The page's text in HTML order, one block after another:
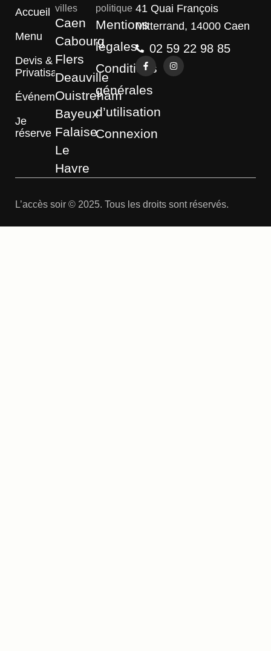
Accueil
Menu
Devis &
Privatisation
Événements
Je
réserve
villes
Caen
Cabourg
Flers
Deauville
Ouistreham
Bayeux
Falaise
Le
Havre
politique
Mentions
légales
Conditions
générales
d’utilisation
Connexion
41 Quai François
Mitterrand, 14000 Caen
02 59 22 98 85
L’accès soir © 2025. Tous les droits sont réservés.